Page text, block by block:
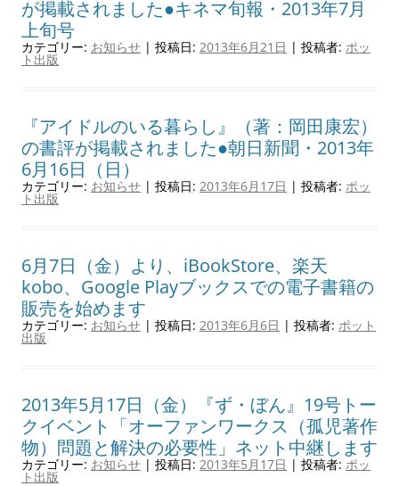
が掲載されました●キネマ旬報・2013年7月
上旬号
カテゴリー: お知らせ | 投稿日: 2013年6月21日 | 投稿者: ポッ
ト出版
『アイドルのいる暮らし』（著：岡田康宏）
の書評が掲載されました●朝日新聞・2013年
6月16日（日）
カテゴリー: お知らせ | 投稿日: 2013年6月17日 | 投稿者: ポッ
ト出版
6月7日（金）より、iBookStore、楽天
kobo、Google Playブックスでの電子書籍の
販売を始めます
カテゴリー: お知らせ | 投稿日: 2013年6月6日 | 投稿者: ポット
出版
2013年5月17日（金）『ず・ぼん』19号トー
クイベント「オーファンワークス（孤児著作
物）問題と解決の必要性」ネット中継します
カテゴリー: お知らせ | 投稿日: 2013年5月17日 | 投稿者: ポッ
ト出版